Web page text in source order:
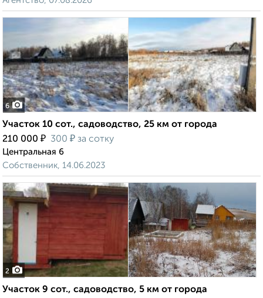
6
Участок 10 сот., садоводство, 25 км от города
210 000 ₽ 300 ₽ за сотку
Центральная 6
Собственник, 14.06.2023
2
Участок 9 сот., садоводство, 5 км от города